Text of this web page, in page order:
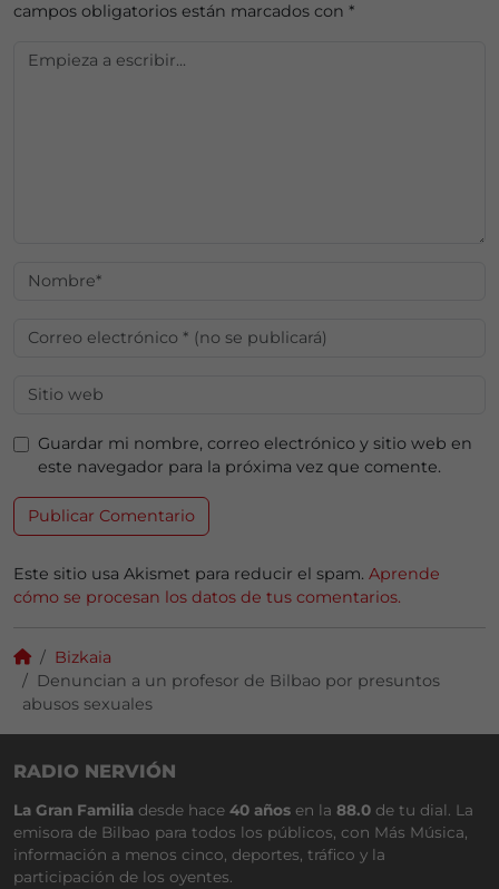
campos obligatorios están marcados con *
Guardar mi nombre, correo electrónico y sitio web en
este navegador para la próxima vez que comente.
Este sitio usa Akismet para reducir el spam. Aprende
cómo se procesan los datos de tus comentarios.
Bizkaia
Denuncian a un profesor de Bilbao por presuntos
abusos sexuales
RADIO NERVIÓN
La Gran Familia desde hace 40 años en la 88.0 de tu dial. La
emisora de Bilbao para todos los públicos, con Más Música,
información a menos cinco, deportes, tráfico y la
participación de los oyentes.